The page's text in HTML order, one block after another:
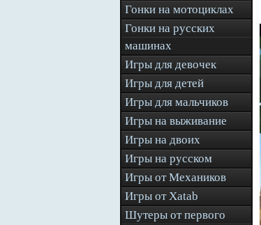
Гонки на мотоциклах
Гонки на русских
машинах
Игры для девочек
Игры для детей
Игры для мальчиков
Игры на выживание
Игры на двоих
Игры на русском
Игры от Механиков
Игры от Xatab
Шутеры от первого